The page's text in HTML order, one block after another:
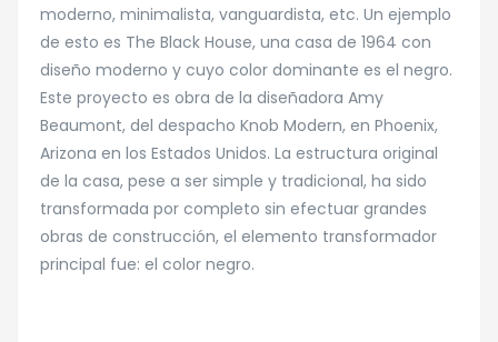
moderno, minimalista, vanguardista, etc. Un ejemplo
de esto es The Black House, una casa de 1964 con
diseño moderno y cuyo color dominante es el negro.
Este proyecto es obra de la diseñadora Amy
Beaumont, del despacho Knob Modern, en Phoenix,
Arizona en los Estados Unidos. La estructura original
de la casa, pese a ser simple y tradicional, ha sido
transformada por completo sin efectuar grandes
obras de construcción, el elemento transformador
principal fue: el color negro.